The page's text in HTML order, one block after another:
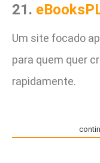
21.
Um site focado
para quem quer
rapidamente.